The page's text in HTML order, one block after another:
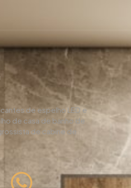
de espelho LED e
de casa de banho de
de cabine de